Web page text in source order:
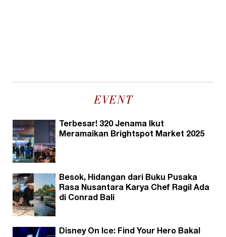
EVENT
Terbesar! 320 Jenama Ikut
Meramaikan Brightspot Market 2025
Besok, Hidangan dari Buku Pusaka
Rasa Nusantara Karya Chef Ragil Ada
di Conrad Bali
Disney On Ice: Find Your Hero Bakal